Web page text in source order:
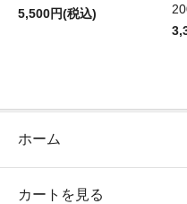
5,500円(税込)
ホーム
カートを見る